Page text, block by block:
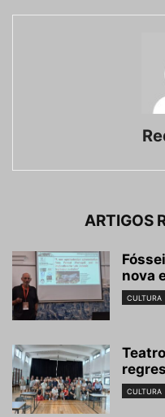
ARTIGOS
nova
CULTURA
CULTURA